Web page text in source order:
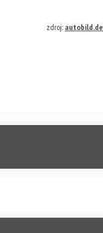
zdroj: autobild.de